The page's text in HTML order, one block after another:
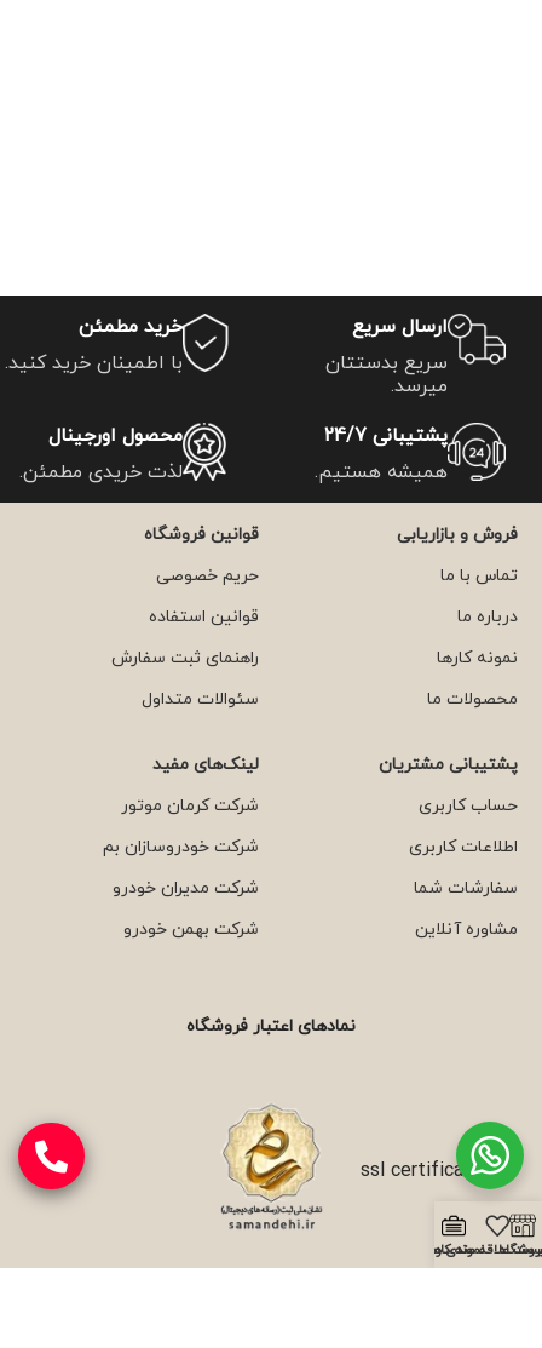
ارسال سریع
سریع بدستتان
میرسد.
خرید مطمئن
با اطمینان خرید کنید.
پشتیبانی 24/7
همیشه هستیم.
محصول اورجینال
لذت خریدی مطمئن.
فروش و بازاریابی
تماس با ما
درباره ما
نمونه کارها
محصولات ما
قوانین فروشگاه
حریم خصوصی
قوانین استفاده
راهنمای ثبت سفارش
سئوالات متداول
پشتیبانی مشتریان
حساب کاربری
اطلاعات کاربری
سفارشات شما
مشاوره آنلاین
لینک‌های مفید
شرکت کرمان موتور
شرکت خودروسازان بم
شرکت مدیران خودرو
شرکت بهمن خودرو
نمادهای اعتبار فروشگاه
علاقه مندی ها
نمونه کارها